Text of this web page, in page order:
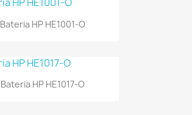
Vista rápida
Bateria HP HE1001-O
Vista rápida
Bateria HP HE1017-O